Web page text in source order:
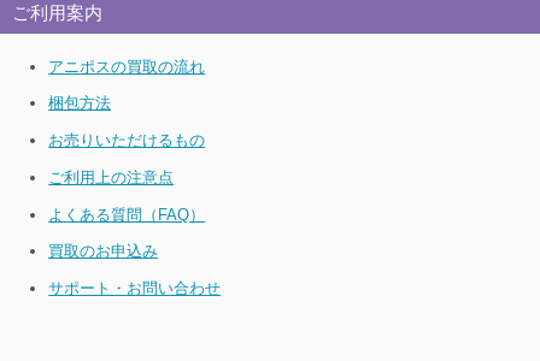
ご利用案内
アニポスの買取の流れ
梱包方法
お売りいただけるもの
ご利用上の注意点
よくある質問（FAQ）
買取のお申込み
サポート・お問い合わせ